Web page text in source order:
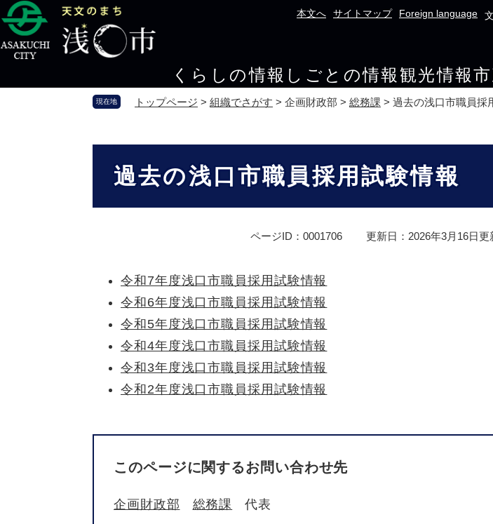
ペ
ー
ジ
メ
ニ
ュ
本文へ サイトマップ Foreign language
くらしの情報 しごとの情報観光情報
現在地 トップページ > 組織でさがす > 企画財政部 > 総務課 > 過去の浅口市職員採
過去の浅口市職員採用試験情報
ページID：0001706 更新日：2026年3月16日更
令和7年度浅口市職員採用試験情報
令和6年度浅口市職員採用試験情報
令和5年度浅口市職員採用試験情報
令和4年度浅口市職員採用試験情報
令和3年度浅口市職員採用試験情報
令和2年度浅口市職員採用試験情報
このページに関するお問い合わせ先
企画財政部 総務課
代表